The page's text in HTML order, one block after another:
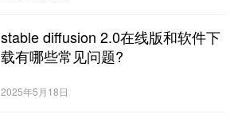
stable diffusion 2.0在线版和软件下
载有哪些常见问题?
2025年5月18日